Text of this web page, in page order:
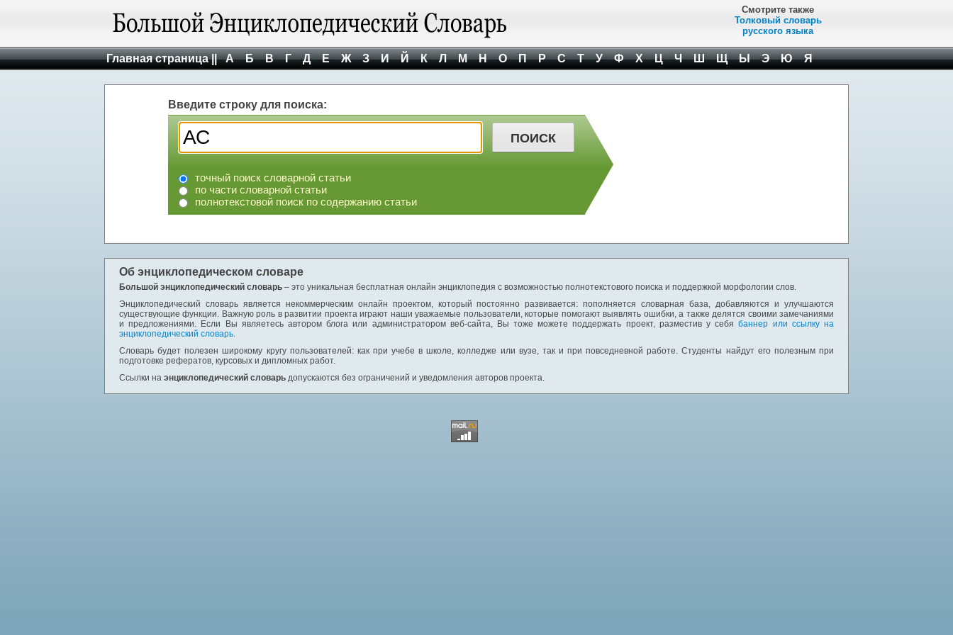
Смотрите также
Толковый словарь
русского языка
Главная страница || А Б В Г Д Е Ж З И Й К Л М Н О П Р С Т У Ф Х Ц Ч Ш Щ Ы Э Ю Я
Введите строку для поиска:
точный поиск словарной статьи
по части словарной статьи
полнотекстовой поиск по содержанию статьи
Об энциклопедическом словаре
Большой энциклопедический словарь – это уникальная бесплатная онлайн энциклопедия с возможностью полнотекстового поиска и поддержкой морфологии слов.
Энциклопедический словарь является некоммерческим онлайн проектом, который постоянно развивается: пополняется словарная база, добавляются и улучшаются
существующие функции. Важную роль в развитии проекта играют наши уважаемые пользователи, которые помогают выявлять ошибки, а также делятся своими замечаниями
и предложениями. Если Вы являетесь автором блога или администратором веб-сайта, Вы тоже можете поддержать проект, разместив у себябаннер или ссылку на
энциклопедический словарь.
Словарь будет полезен широкому кругу пользователей: как при учебе в школе, колледже или вузе, так и при повседневной работе. Студенты найдут его полезным при
подготовке рефератов, курсовых и дипломных работ.
Ссылки на энциклопедический словарь допускаются без ограничений и уведомления авторов проекта.